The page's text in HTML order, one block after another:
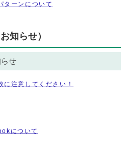
ターンについて
知らせ）
せ
に注意してください！
について